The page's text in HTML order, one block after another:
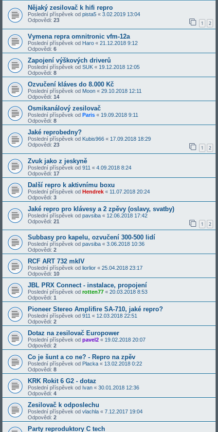
Nějaký zesilovač k hifi repro
Poslední příspěvek od pista5 « 3.02.2019 13:04
Odpovědi: 23 1 2
Vymena repra omnitronic vfm-12a
Poslední příspěvek od Haro « 21.12.2018 9:12
Odpovědi: 6
Zapojení výškových driverů
Poslední příspěvek od SUK « 19.12.2018 12:05
Odpovědi: 8
Ozvučení kláves do 8.000 Kč
Poslední příspěvek od Moon « 29.10.2018 12:11
Odpovědi: 14
Osmikanálový zesilovač
Poslední příspěvek od Paris « 19.09.2018 9:11
Odpovědi: 8
Jaké reprobedny?
Poslední příspěvek od Kubis966 « 17.09.2018 18:29
Odpovědi: 23 1 2
Zvuk jako z jeskyně
Poslední příspěvek od 911 « 4.09.2018 8:24
Odpovědi: 17
Další repro k aktivnímu boxu
Poslední příspěvek od Hendrek « 11.07.2018 20:24
Odpovědi: 3
Jaké repro pro klávesy a 2 zpěvy (oslavy, svatby)
Poslední příspěvek od pavsiba « 12.06.2018 17:42
Odpovědi: 21 1 2
Subbasy pro kapelu, ozvučení 300-500 lidí
Poslední příspěvek od pavsiba « 3.06.2018 10:36
Odpovědi: 2
RCF ART 732 mkIV
Poslední příspěvek od liorlior « 25.04.2018 23:17
Odpovědi: 10
JBL PRX Connect - instalace, propojení
Poslední příspěvek od rotten77 « 20.03.2018 8:53
Odpovědi: 1
Pioneer Stereo Amplifire SA-710, jaké repro?
Poslední příspěvek od 911 « 12.03.2018 22:51
Odpovědi: 2
Dotaz na zesilovač Europower
Poslední příspěvek od pavel2 « 19.02.2018 20:07
Odpovědi: 2
Co je šunt a co ne? - Repro na zpěv
Poslední příspěvek od Placka « 13.02.2018 0:22
Odpovědi: 8
KRK Rokit 6 G2 - dotaz
Poslední příspěvek od Ivan « 30.01.2018 12:36
Odpovědi: 4
Zesilovač k odposlechu
Poslední příspěvek od vlachla « 7.12.2017 19:04
Odpovědi: 2
Party reproduktory C tech